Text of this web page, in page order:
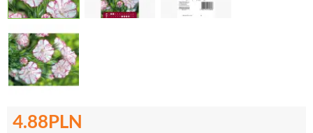
4.88PLN